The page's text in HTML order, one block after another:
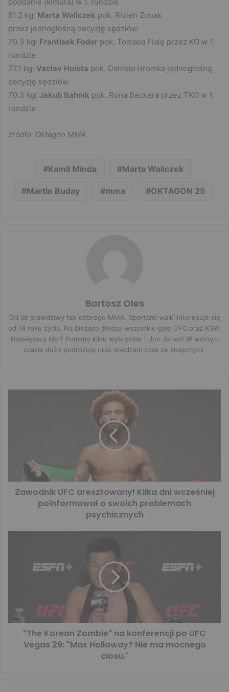
61.2 kg: Marta Waliczek pok. Rizlen Zouak
przez jednogłośną decyzję sędziów
70.3 kg: Frantisek Fodor pok. Tomasa Fialę przez KO w 1.
rundzie
77.1 kg: Vaclav Holota pok. Daniela Hromka jednogłośną
decyzję sędziów
70.3 kg: Jakub Bahnik pok. Rona Beckera przez TKO w 1.
rundzie
źródło: Oktagon MMA
Kamil Minda Marta Waliczek
Martin Buday mma OKTAGON 25
Bartosz Oles
Od lat prawdziwy fan dobrego MMA. Sportami walki interesuje się
od 14 roku życia. Na bieżąco śledzę wszystkie gale UFC oraz KSW.
Największy idol? Pomimo kilku wybryków - Jon Jones! W wolnym
czasie dużo podróżuje oraz spędzam czas ze znajomymi.
Zawodnik UFC aresztowany! Kilka dni wcześniej
poinformował o swoich problemach
psychicznych
"The Korean Zombie" na konferencji po UFC
Vegas 29: "Max Holloway? Nie ma mocnego
ciosu."